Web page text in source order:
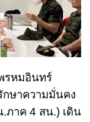
รหมอินทร์
ษาความมั่นคง
ภาค 4 สน.) เดิน